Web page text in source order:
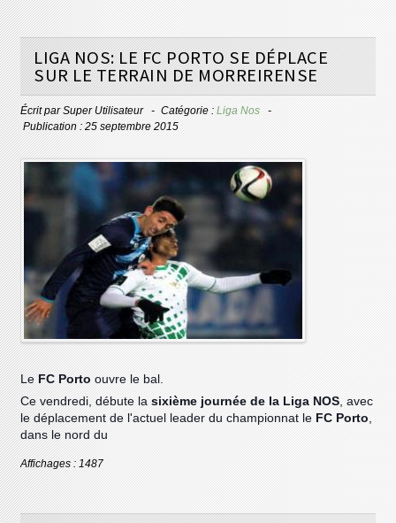
LIGA NOS: LE FC PORTO SE DÉPLACE
SUR LE TERRAIN DE MORREIRENSE
Écrit parSuper Utilisateur Catégorie :Liga Nos
Publication : 25 septembre 2015
LeFC Porto ouvre le bal.
Ce vendredi, débute lasixième journée de la Liga NOS , avec
le déplacement de l'actuel leader du championnat leFC Porto
dans le nord du
Affichages : 1487